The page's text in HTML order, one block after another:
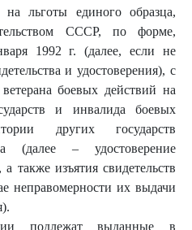
на льготы единого образца,
СССР, по форме,
1992 г. (далее, если не
и удостоверения), с
боевых действий на
и инвалида боевых
других государств
(далее – удостоверение
также изъятия свидетельств
неправомерности их выдачи
подлежат выданные в